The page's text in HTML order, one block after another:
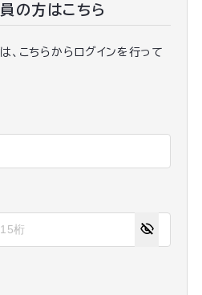
の方はこちら
、こちらからログインを行って